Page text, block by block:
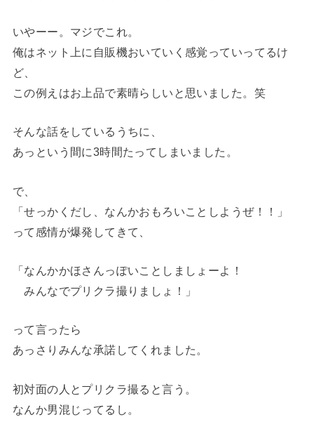
いやーー。マジでこれ。
俺はネット上に自販機おいていく感覚っていってるけ
ど、
この例えはお上品で素晴らしいと思いました。笑
そんな話をしているうちに、
あっという間に3時間たってしまいました。
で、
「せっかくだし、なんかおもろいことしようぜ！！」
って感情が爆発してきて、
「なんかかほさんっぽいことしましょーよ！
みんなでプリクラ撮りましょ！」
って言ったら
あっさりみんな承諾してくれました。
初対面の人とプリクラ撮ると言う。
なんか男混じってるし。